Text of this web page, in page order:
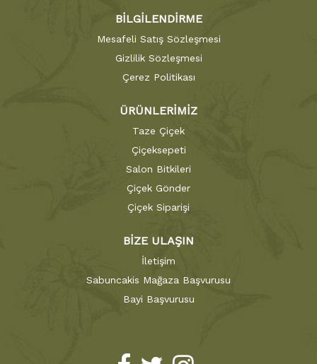
BİLGİLENDİRME
Mesafeli Satış Sözleşmesi
Gizlilik Sözleşmesi
Çerez Politikası
ÜRÜNLERİMİZ
Taze Çiçek
Çiçeksepeti
Salon Bitkileri
Çiçek Gönder
Çiçek Siparişi
BİZE ULAŞIN
İletişim
Sabuncakis Mağaza Başvurusu
Bayi Başvurusu